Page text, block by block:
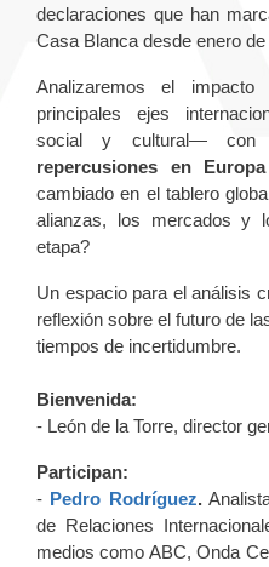
declaraciones que han
Casa Blanca desde enero de
Analizaremos el
principales ejes
social y cultural— con
repercusiones en
cambiado en el tablero
alianzas, los mercados y
etapa?
Un espacio para el análisis
reflexión sobre el futuro de
tiempos de incertidumbre.
Bienvenida:
- León de la Torre, director
Participan:
- Pedro Rodríguez.
de Relaciones
medios como ABC, Onda